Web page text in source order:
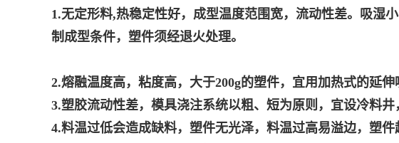
1.无定形料,热稳定性好，成型温度范围宽，流动性差。吸湿
制成型条件，塑件须经退火处理。
2.熔融温度高，粘度高，大于200g的塑件，宜用加热式的延伸
3.塑胶流动性差，模具浇注系统以粗、短为原则，宜设冷料井
4.料温过低会造成缺料，塑件无光泽，料温过高易溢边，塑